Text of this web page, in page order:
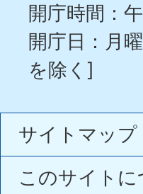
開庁時間：
開庁日：月
を除く]
サイトマップ
このサイトに